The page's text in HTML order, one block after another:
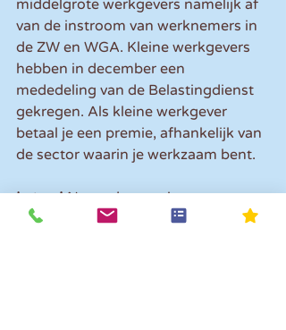
middelgrote werkgevers namelijk af
van de instroom van werknemers in
de ZW en WGA. Kleine werkgevers
hebben in december een
mededeling van de Belastingdienst
gekregen. Als kleine werkgever
betaal je een premie, afhankelijk van
de sector waarin je werkzaam bent.
Let op! Naast de premiepercentages
voor het jaar 2024 kan ook de